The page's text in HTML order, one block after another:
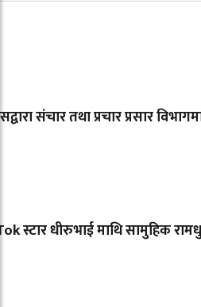
संचार तथा प्रचार प्रसार
स्टार धीरुभाई माथि सामुहिक